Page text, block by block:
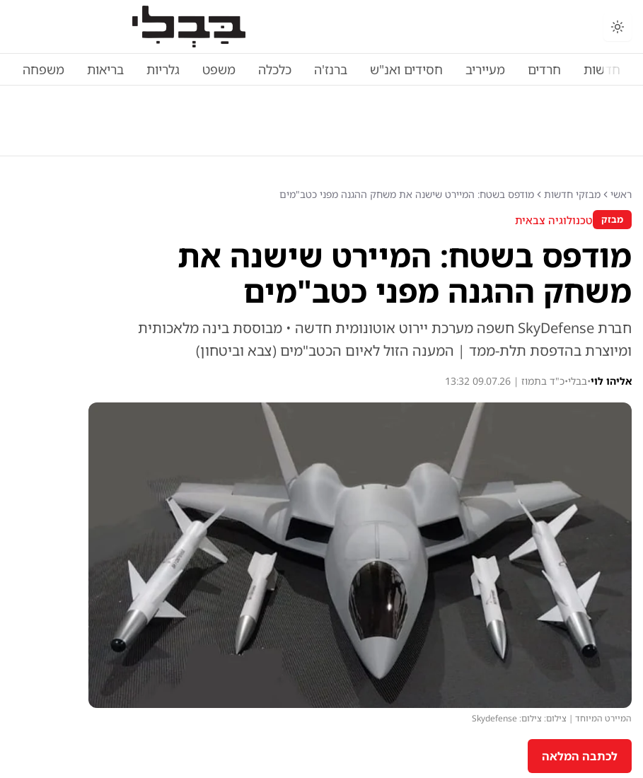
החלפת מצב תצוגה
חדשות חרדים מעייריב חסידים ואנ"ש ברנז'ה כלכלה משפט גלריות בריאות משפחה
ראשי מבזקי חדשות מודפס בשטח: המיירט שישנה את משחק ההגנה מפני כטב"מים
מבזק טכנולוגיה צבאית
מודפס בשטח: המיירט שישנה את
משחק ההגנה מפני כטב"מים
חברת SkyDefense חשפה מערכת יירוט אוטונומית חדשה • מבוססת בינה מלאכותית
ומיוצרת בהדפסת תלת-ממד | המענה הזול לאיום הכטב"מים (צבא וביטחון)
אליהו לוי•בבלי•כ"ד בתמוז | 09.07.26 13:32
המיירט המיוחד | צילום: צילום: Skydefense
לכתבה המלאה